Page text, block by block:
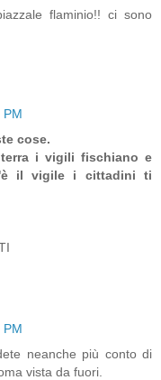
flaminio!! ci sono
cose.
i vigili fischiano e
il vigile i cittadini ti
neanche più conto di
vista da fuori.